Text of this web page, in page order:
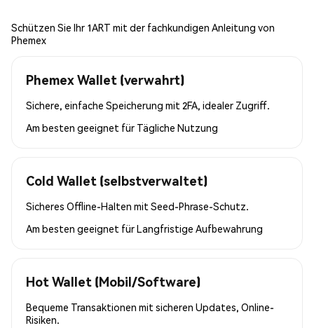
Schützen Sie Ihr 1ART mit der fachkundigen Anleitung von
Phemex
Phemex Wallet (verwahrt)
Sichere, einfache Speicherung mit 2FA, idealer Zugriff.
Am besten geeignet für Tägliche Nutzung
Cold Wallet (selbstverwaltet)
Sicheres Offline-Halten mit Seed-Phrase-Schutz.
Am besten geeignet fürLangfristige Aufbewahrung
Hot Wallet (Mobil/Software)
Bequeme Transaktionen mit sicheren Updates, Online-
Risiken.